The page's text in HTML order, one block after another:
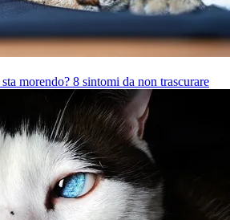
morendo? 8 sintomi da non trascurare